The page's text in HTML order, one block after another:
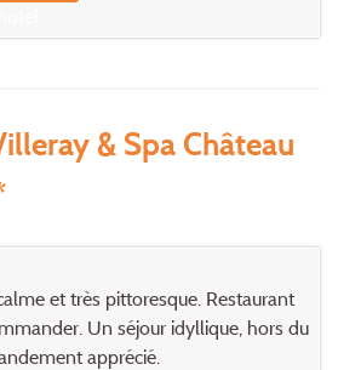
& Spa Château
et très pittoresque. Restaurant
Un séjour idyllique, hors du
apprécié.